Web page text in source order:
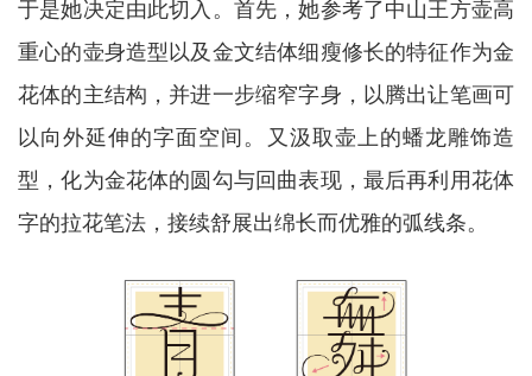
于是她决定由此切入。首先，她参考了中山王方壶高
重心的壶身造型以及金文结体细瘦修长的特征作为金
花体的主结构，并进一步缩窄字身，以腾出让笔画可
以向外延伸的字面空间。又汲取壶上的蟠龙雕饰造
型，化为金花体的圆勾与回曲表现，最后再利用花体
字的拉花笔法，接续舒展出绵长而优雅的弧线条。